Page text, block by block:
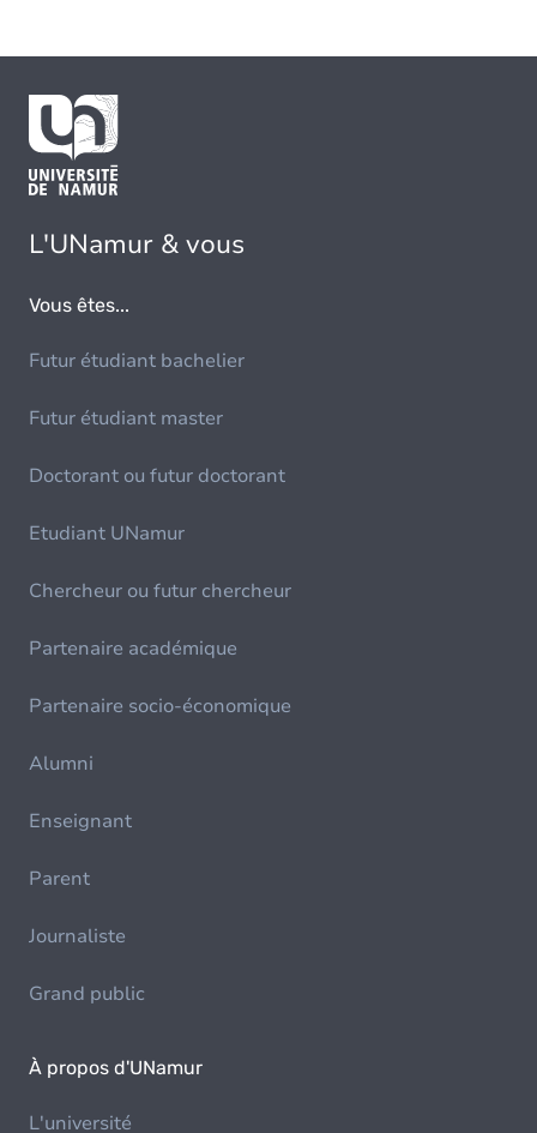
L'UNamur & vous
Vous êtes...
Futur étudiant bachelier
Futur étudiant master
Doctorant ou futur doctorant
Etudiant UNamur
Chercheur ou futur chercheur
Partenaire académique
Partenaire socio-économique
Alumni
Enseignant
Parent
Journaliste
Grand public
À propos d'UNamur
L'université